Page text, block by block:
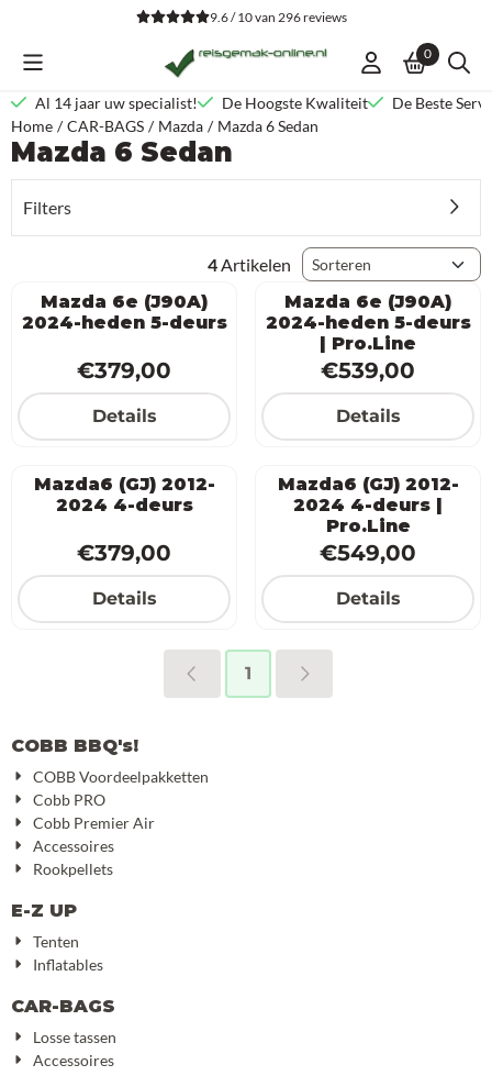
Cookievoorkeuren zijn beschikbaar. Kies instellingen of sta alle
9.6 / 10van296reviews
0
Al 14 jaar uw specialist! De Hoogste Kwaliteit
De Beste
Home / CAR-BAGS / Mazda / Mazda 6 Sedan
Mazda 6 Sedan
Filters
4 Artikelen Sorteermethode
Mazda 6e (J90A)
2024-heden 5-deurs
Prijs: 379,00
€379,00
Details
Mazda 6e (J90A)
2024-heden 5-deurs
| Pro.Line
Prijs: 539,00
€539,00
Details
Mazda6 (GJ) 2012-
2024 4-deurs
Prijs: 379,00
€379,00
Details
Mazda6 (GJ) 2012-
2024 4-deurs |
Pro.Line
Prijs:
€549,00
Details
1
COBB BBQ's!
COBB Voordeelpakketten
Cobb PRO
Cobb Premier Air
Accessoires
Rookpellets
E-Z UP
Tenten
Inflatables
CAR-BAGS
Losse tassen
Accessoires